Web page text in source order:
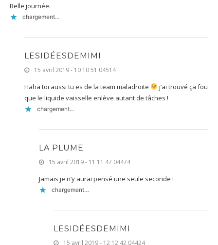
Belle journée.
chargement…
LESIDÉESDEMIMI
15 avril 2019 - 10 10 51 04514
Haha toi aussi tu es de la team maladroite
j’ai trouvé ça fou
que le liquide vaisselle enlève autant de tâches !
chargement…
LA PLUME
15 avril 2019 - 11 11 47 04474
Jamais je n’y aurai pensé une seule seconde !
chargement…
LESIDÉESDEMIMI
15 avril 2019 - 12 12 42 04424